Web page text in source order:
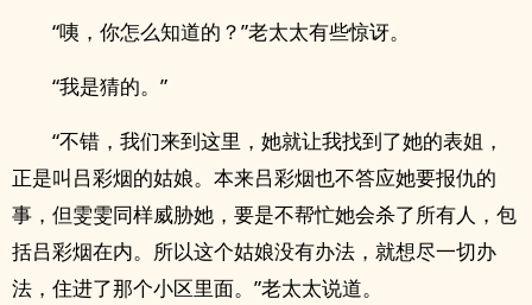
“咦，你怎么知道的？”老太太有些惊讶。
“我是猜的。”
“不错，我们来到这里，她就让我找到了她的表姐，
正是叫吕彩烟的姑娘。本来吕彩烟也不答应她要报仇的
事，但雯雯同样威胁她，要是不帮忙她会杀了所有人，包
括吕彩烟在内。所以这个姑娘没有办法，就想尽一切办
法，住进了那个小区里面。”老太太说道。